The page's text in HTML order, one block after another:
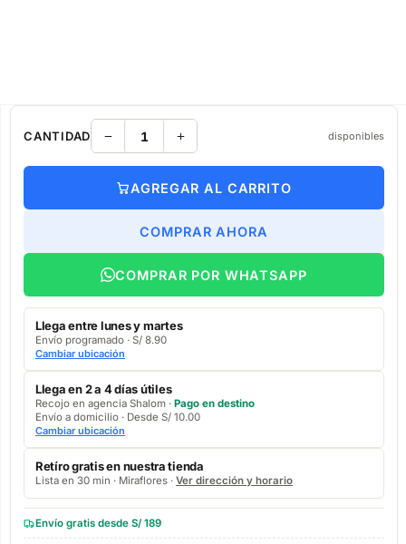
CANTIDAD disponibles
AGREGAR AL CARRITO
COMPRAR AHORA
COMPRAR POR WHATSAPP
Llega entre lunes y martes
Envío programado · S/ 8.90
Cambiar ubicación
Llega en 2 a 4 días útiles
Recojo en agencia Shalom · Pago en destino
Envío a domicilio · Desde S/ 10.00
Cambiar ubicación
Retíro gratis en nuestra tienda
Lista en 30 min · Miraflores · Ver dirección y horario
Envío gratis desde S/ 189